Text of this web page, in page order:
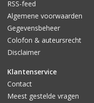
RSS-feed
Algemene voorwaarden
Gegevensbeheer
Colofon & auteursrecht
Disclaimer
Klantenservice
Contact
Meest gestelde vragen